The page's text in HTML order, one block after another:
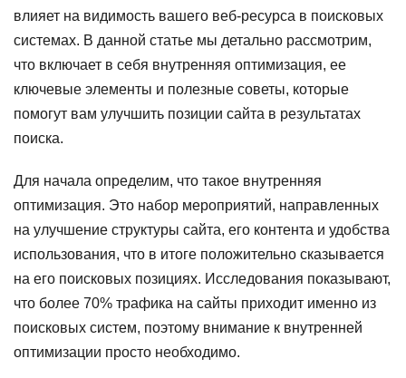
влияет на видимость вашего веб-ресурса в поисковых
системах. В данной статье мы детально рассмотрим,
что включает в себя внутренняя оптимизация, ее
ключевые элементы и полезные советы, которые
помогут вам улучшить позиции сайта в результатах
поиска.
Для начала определим, что такое внутренняя
оптимизация. Это набор мероприятий, направленных
на улучшение структуры сайта, его контента и удобства
использования, что в итоге положительно сказывается
на его поисковых позициях. Исследования показывают,
что более 70% трафика на сайты приходит именно из
поисковых систем, поэтому внимание к внутренней
оптимизации просто необходимо.